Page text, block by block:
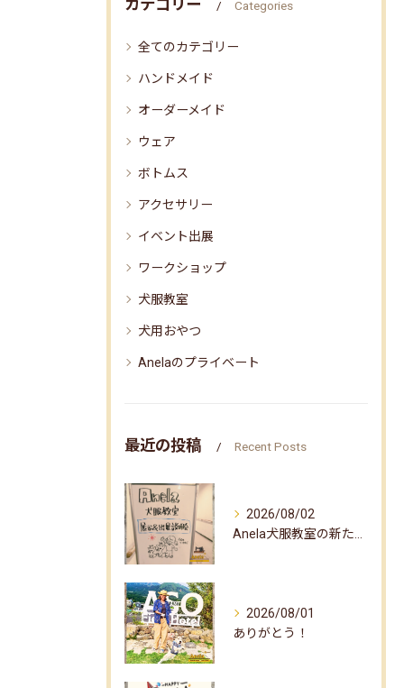
カテゴリー Categories
全てのカテゴリー
ハンドメイド
オーダーメイド
ウェア
ボトムス
アクセサリー
イベント出展
ワークショップ
犬服教室
犬用おやつ
Anelaのプライベート
最近の投稿 Recent Posts
2026/08/02
2026/08/01
ありがとう！